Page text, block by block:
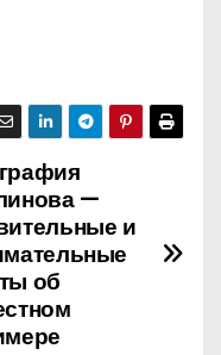
—
и
об